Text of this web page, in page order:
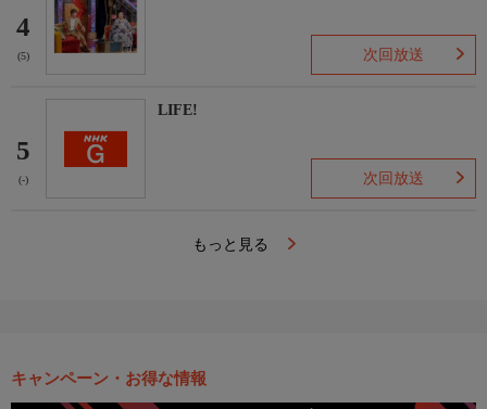
4
(5) 次回放送
5
(-)
LIFE!
次回放送
もっと見る
キャンペーン・お得な情報